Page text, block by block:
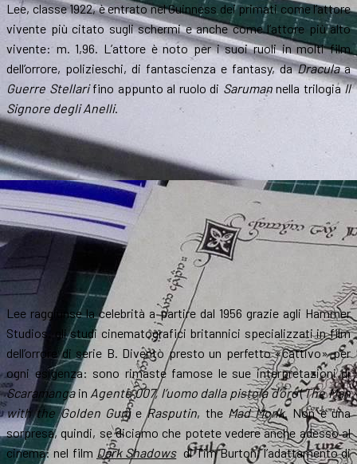
Lee, classe 1922, è entrato nel Guinness dei primati come l’attore
vivente più citato sugli schermi e anche come l’attore più alto
vivente: m. 1,96. L’attore è noto per i suoi ruoli in molti film
dell’orrore, polizieschi, di fantascienza e fantasy, daDraculaa
Guerre Stellarifino appunto al ruolo di Sarumannella trilogiaIl
Signore degli Anelli.
Lee raggiunse la celebrità a partire dal 1956 grazie agli Hammer
Studios, gli studi cinematografici britannici specializzati in film
dell’orrore di serie B. Diventò presto un perfetto «cattivo» per
ogni esigenza: sono rimaste famose le sue interpretazioni di
Scaramangain Agente 007, l’uomo dalla pistola d’oro(The Man
with the Golden Gun) eRasputin, the Mad Monk. Non è una
sorpresa, quindi, se diciamo che potete vedere anche adesso al
cinema: nel film Dark Shadowsdi Tim Burton, l’adattamento di